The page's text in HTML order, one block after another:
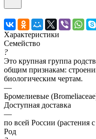
Характеристики
Семейство
?
Это крупная группа
общим признакам:
биологическим чертам.
—
Бромелиевые
Доступная доставка
—
по всей России (растения
Род